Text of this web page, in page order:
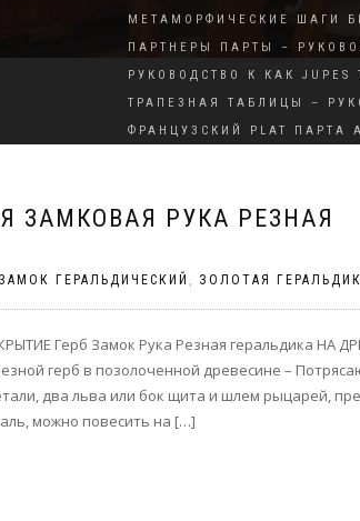
МЕТАМОРФИЧЕСКИЕ ШАГИ
ПАРТНЕРЫ ПАРТЫ –
РУКОВОДСТВО К КАК
ТРАПЕЗНАЯ ТАБЛИЦЫ –
ФРАНЦУЗСКИЙ PLAT ПАРТА
ЗАМКОВАЯ РУКА РЕЗНАЯ
ЗАМОК ГЕРАЛЬДИЧЕСКИЙ , ЗОЛОТАЯ
Герб Замок Рука Резная геральдика НА
герб в позолоченной древесине –
два льва или бок щита и шлем рыцарей,
можно повесить на […]